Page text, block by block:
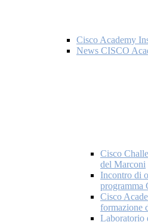
Cisco Academy
News CISCO
Cisco
del Marconi
Incontro di
programma
Cisco
formazione
Laboratorio